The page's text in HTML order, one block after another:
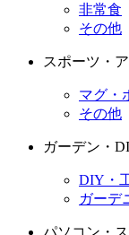
非常食
その他
スポーツ・
マグ・
その他
ガーデン・
DIY・
ガーデ